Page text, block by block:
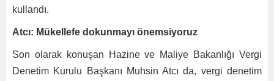
kullandı.
Atcı: Mükellefe dokunmayı önemsiyoruz
Son olarak konuşan Hazine ve Maliye Bakanlığı Vergi
Denetim Kurulu Başkanı Muhsin Atcı da, vergi denetim